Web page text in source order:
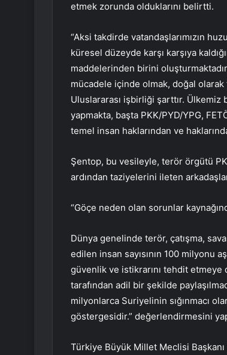
etmek zorunda olduklarını belirtti.
“Aksi takdirde vatandaşlarımızın
küresel düzeyde karşı karşıya
maddelerinden birini
mücadele içinde olmak, doğal
Uluslararası işbirliği şarttır.
yapmakta, başta PKK/PYD/YPG,
temel insan haklarından ve
Şentop, bu vesileyle, terör örgütü
ardından taziyelerini ileten
“Göçe neden olan sorunlar
Dünya genelinde terör, çatışma,
edilen insan sayısının 100 milyonu
güvenlik ve istikrarını tehdit etmeye
tarafından adil bir şekilde
milyonlarca Suriyelinin sığınmacı
göstergesidir.” değerlendirmesini
Türkiye Büyük Millet Meclisi